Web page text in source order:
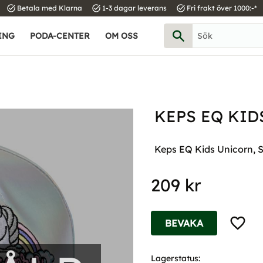
task_alt Betala med Klarna task_alt 1-3 dagar leverans task_alt Fri frakt över 1000:-*
PODA-CENTER OM OSS
KEPS EQ
Keps EQ Kids Unicorn,
209 kr
Lägg
BEVAKA
Lagerstatus